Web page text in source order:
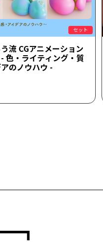
セット
う流 CGアニメーション
色・ライティング・質
のノウハウ -